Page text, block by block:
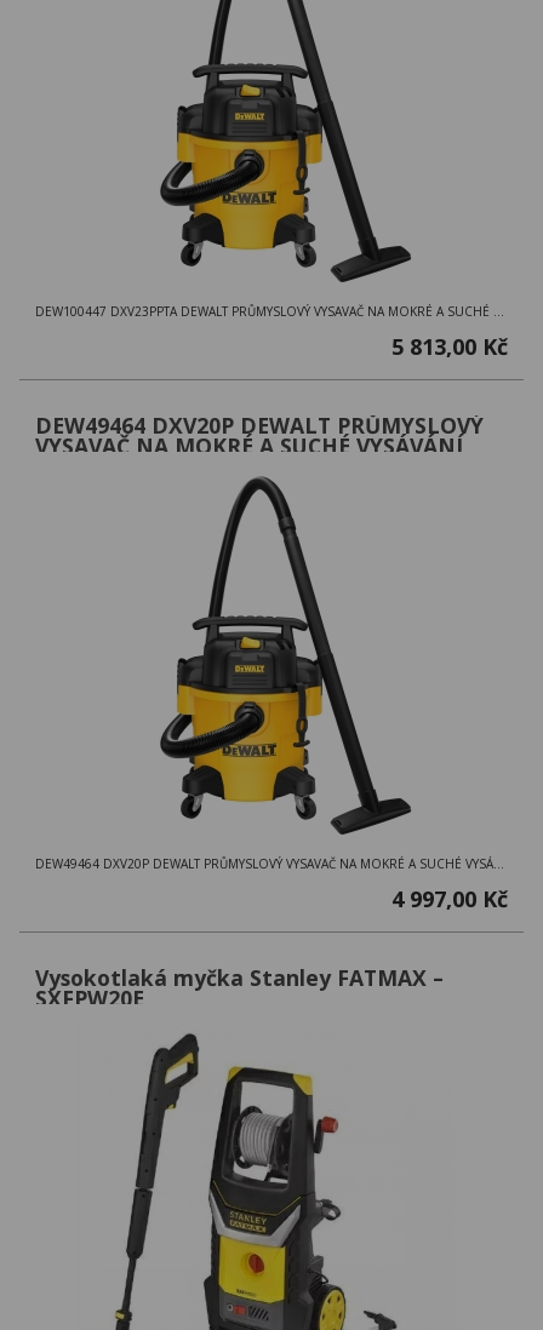
DEW100447 DXV23PPTA DEWALT PRŮMYSLOVÝ VYSAVAČ NA MOKRÉ A SUCHÉ VYSÁVÁNÍ ,1250W,23L NÁDOBA A PŘÍSLUŠENSTVÍ
5 813,00 Kč
DEW49464 DXV20P DEWALT PRŮMYSLOVÝ
VYSAVAČ NA MOKRÉ A SUCHÉ VYSÁVÁNÍ
DEW49464 DXV20P DEWALT PRŮMYSLOVÝ VYSAVAČ NA MOKRÉ A SUCHÉ VYSÁVÁNÍ ,1050W,20L NÁDOBA A PŘÍSLUŠENSTVÍ
4 997,00 Kč
Vysokotlaká myčka Stanley FATMAX –
SXFPW20E